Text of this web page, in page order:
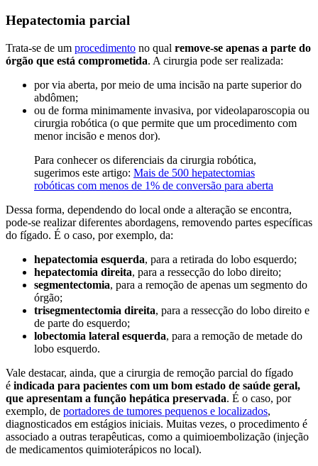
Hepatectomia parcial
Trata-se de um procedimento no qual remove-se apenas a parte do
órgão que está comprometida. A cirurgia pode ser realizada:
por via aberta, por meio de uma incisão na parte superior do
abdômen;
ou de forma minimamente invasiva, por videolaparoscopia ou
cirurgia robótica (o que permite que um procedimento com
menor incisão e menos dor).
Para conhecer os diferenciais da cirurgia robótica,
sugerimos este artigo: Mais de 500 hepatectomias
robóticas com menos de 1% de conversão para aberta
Dessa forma, dependendo do local onde a alteração se encontra,
pode-se realizar diferentes abordagens, removendo partes específicas
do fígado. É o caso, por exemplo, da:
hepatectomia esquerda, para a retirada do lobo esquerdo;
hepatectomia direita, para a ressecção do lobo direito;
segmentectomia, para a remoção de apenas um segmento do
órgão;
trisegmentectomia direita, para a ressecção do lobo direito e
de parte do esquerdo;
lobectomia lateral esquerda, para a remoção de metade do
lobo esquerdo.
Vale destacar, ainda, que a cirurgia de remoção parcial do fígado
é indicada para pacientes com um bom estado de saúde geral,
que apresentam a função hepática preservada. É o caso, por
exemplo, de portadores de tumores pequenos e localizados,
diagnosticados em estágios iniciais. Muitas vezes, o procedimento é
associado a outras terapêuticas, como a quimioembolização (injeção
de medicamentos quimioterápicos no local).